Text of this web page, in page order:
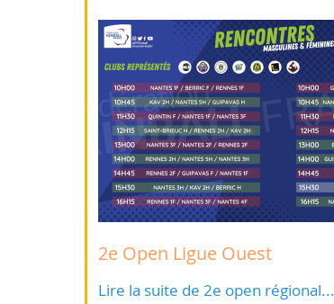
2e Open Ligue Ouest
Lire la suite de 2e open